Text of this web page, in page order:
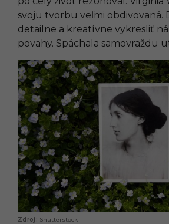
svoju tvorbu veľmi obdivovaná.
detailne a kreatívne vykresliť
povahy. Spáchala samovraždu
Shutterstock